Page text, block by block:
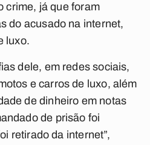
crime, já que foram
do acusado na internet,
luxo.
dele, em redes sociais,
e carros de luxo, além
de dinheiro em notas
de prisão foi
retirado da internet”,